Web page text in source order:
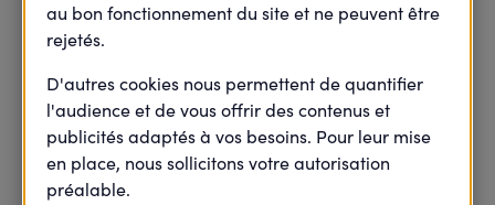
Mentions légales Protection des données
au bon fonctionnement du site et ne peuvent être
rejetés.
D'autres cookies nous permettent de quantifier
l'audience et de vous offrir des contenus et
publicités adaptés à vos besoins. Pour leur mise
en place, nous sollicitons votre autorisation
préalable.